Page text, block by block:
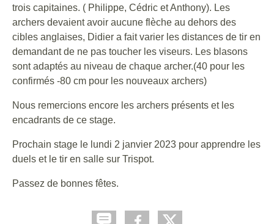
trois capitaines. ( Philippe, Cédric et Anthony). Les
archers devaient avoir aucune flèche au dehors des
cibles anglaises, Didier a fait varier les distances de tir en
demandant de ne pas toucher les viseurs. Les blasons
sont adaptés au niveau de chaque archer.(40 pour les
confirmés -80 cm pour les nouveaux archers)
Nous remercions encore les archers présents et les
encadrants de ce stage.
Prochain stage le lundi 2 janvier 2023 pour apprendre les
duels et le tir en salle sur Trispot.
Passez de bonnes fêtes.